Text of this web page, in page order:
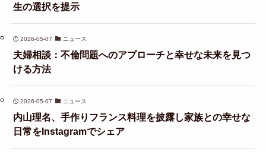
生の選択を提示
2026-05-07 ニュース
夫婦相談：不倫問題へのアプローチと幸せな未来を見つ
ける方法
2026-05-07 ニュース
内山理名、手作りフランス料理を披露し家族との幸せな
日常をInstagramでシェア